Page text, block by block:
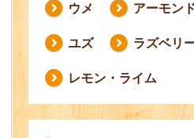
ウメ アーモン
ユズ ラズベリ
レモン・ライム